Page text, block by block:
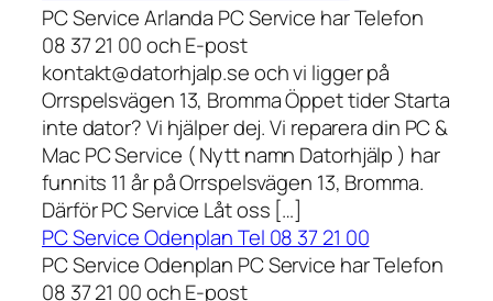
PC Service Arlanda PC Service har Telefon
08 37 21 00 och E-post
kontakt@datorhjalp.se och vi ligger på
Orrspelsvägen 13, Bromma Öppet tider Starta
inte dator? Vi hjälper dej. Vi reparera din PC &
Mac PC Service ( Nytt namn Datorhjälp ) har
funnits 11 år på Orrspelsvägen 13, Bromma.
Därför PC Service Låt oss […]
PC Service Odenplan Tel 08 37 21 00
PC Service Odenplan PC Service har Telefon
08 37 21 00 och E-post